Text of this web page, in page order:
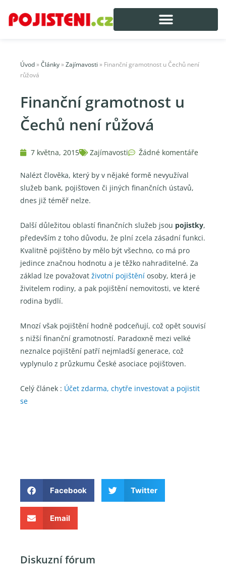
Úvod » Články » Zajímavosti » Finanční gramotnost u Čechů není
růžová
Finanční gramotnost u
Čechů není růžová
7 května, 2015 Zajímavosti Žádné komentáře
Nalézt člověka, který by v nějaké formě nevyužíval
služeb bank, pojišťoven či jiných finančních ústavů,
dnes již téměř nelze.
Další důležitou oblastí finančních služeb jsou pojistky,
především z toho důvodu, že plní zcela zásadní funkci.
Kvalitně pojištěno by mělo být všechno, co má pro
jedince značnou hodnotu a je těžko nahraditelné. Za
základ lze považovat životní pojištění osoby, která je
živitelem rodiny, a pak pojištění nemovitosti, ve které
rodina bydlí.
Mnozí však pojištění hodně podceňují, což opět souvisí
s nižší finanční gramotností. Paradoxně mezi velké
neznalce pojištění patří nejmladší generace, což
vyplynulo z průzkumu České asociace pojišťoven.
Celý článek : Účet zdarma, chytře investovat a pojistit
se
Facebook Twitter
Email
Diskuzní fórum